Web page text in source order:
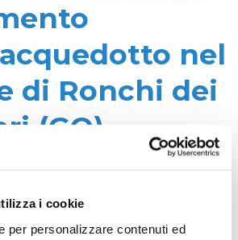
i cookie
per personalizzare contenuti ed
nel
di Ronchi dei
(GO)